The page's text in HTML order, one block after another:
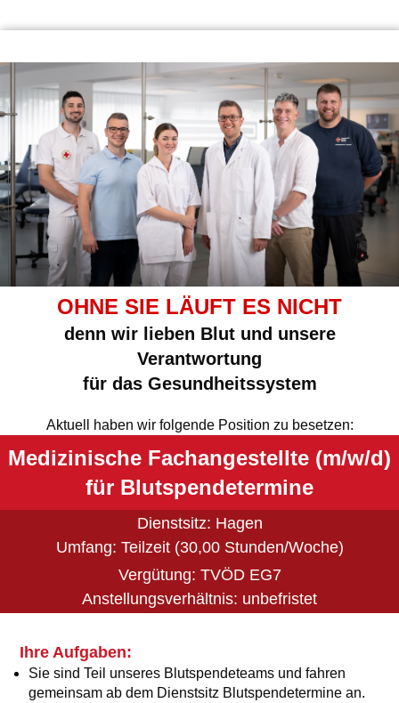
OHNE SIE LÄUFT ES NICHT
denn wir lieben Blut und unsere
Verantwortung
für das Gesundheitssystem
Aktuell haben wir folgende Position zu besetzen:
Medizinische Fachangestellte (m/w/d)
für Blutspendetermine
Dienstsitz: Hagen
Umfang: Teilzeit (30,00 Stunden/Woche)
Vergütung: TVÖD EG7
Anstellungsverhältnis: unbefristet
Ihre Aufgaben:
Sie sind Teil unseres Blutspendeteams und fahren
gemeinsam ab dem Dienstsitz Blutspendetermine an.